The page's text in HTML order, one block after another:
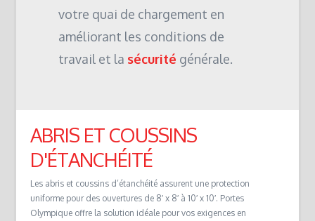
votre quai de chargement en
améliorant les conditions de
travail et la sécurité générale.
ABRIS ET COUSSINS
D'ÉTANCHÉITÉ
Les abris et coussins d’étanchéité assurent une protection
uniforme pour des ouvertures de 8′ x 8′ à 10′ x 10′. Portes
Olympique offre la solution idéale pour vos exigences en